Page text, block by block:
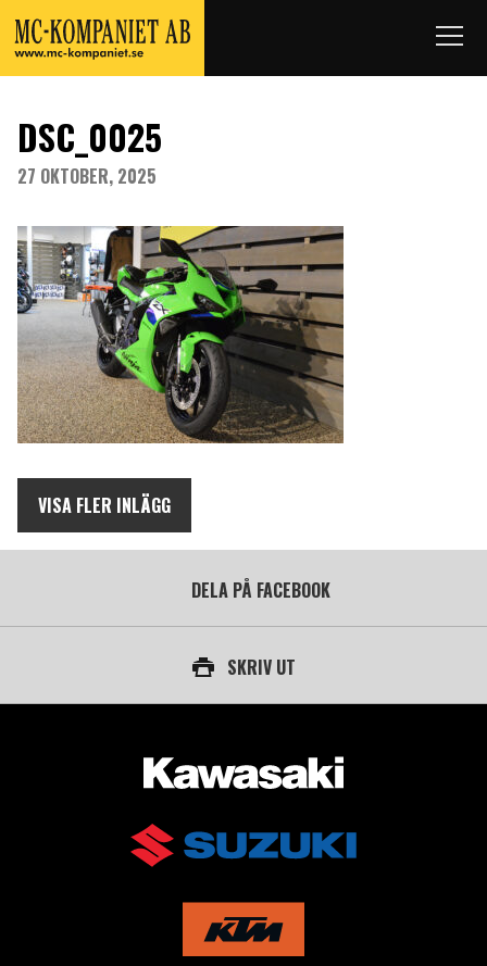
DSC_0025
27 OKTOBER, 2025
VISA FLER INLÄGG
DELA PÅ FACEBOOK
SKRIV UT
AUKTORISERAD ÅTERFÖRSÄLJARE AV